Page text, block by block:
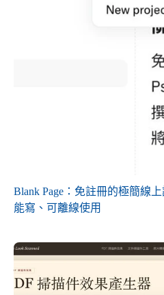
Blank Page：免註冊的極簡線
能寫、可離線使用